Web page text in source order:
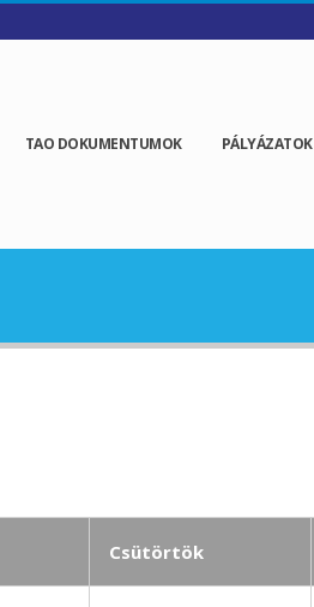
TAO DOKUMENTUMOK PÁLYÁZATOK
Csütörtök